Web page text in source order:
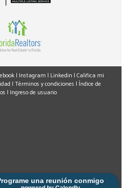
una reunión conmigo
pendientes
sin liberar, un lien, un
problema, debe resolverse
condiciones acordadas.
los documentos de cierre
que transferirá la propiedad
correspondiente.
| Instagram | Linkedin | Califica mi
| Términos y condiciones | Índice de
| Ingreso de usuario